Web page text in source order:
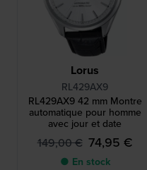
Lorus
RL429AX9
RL429AX9 42 mm Montre
automatique pour homme
avec jour et date
149,00 € 74,95 €
● En stock